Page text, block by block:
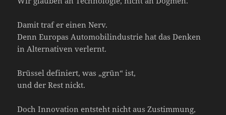
Damit traf er einen Nerv.
Denn Europas Automobilindustrie hat das Denken
in Alternativen verlernt.
Brüssel definiert, was „grün“ ist,
und der Rest nickt.
Doch Innovation entsteht nicht aus Zustimmung,